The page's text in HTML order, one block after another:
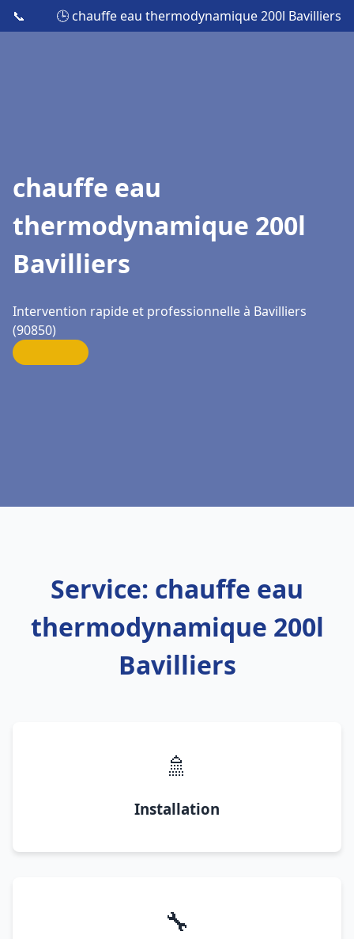
📞 🕒 chauffe eau thermodynamique 200l Bavilliers
chauffe eau
thermodynamique 200l
Bavilliers
Intervention rapide et professionnelle à Bavilliers
(90850)
Service: chauffe eau
thermodynamique 200l
Bavilliers
🚿
Installation
🔧